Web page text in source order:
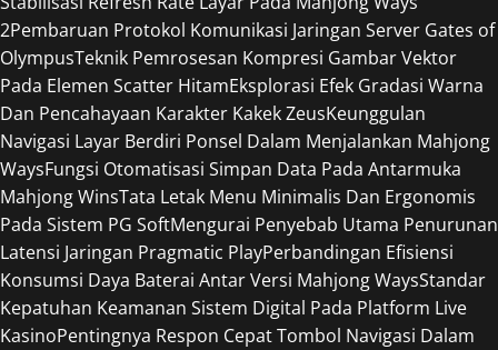
2Pembaruan Protokol Komunikasi Jaringan Server Gates of
OlympusTeknik Pemrosesan Kompresi Gambar Vektor
Pada Elemen Scatter HitamEksplorasi Efek Gradasi Warna
Dan Pencahayaan Karakter Kakek ZeusKeunggulan
Navigasi Layar Berdiri Ponsel Dalam Menjalankan Mahjong
WaysFungsi Otomatisasi Simpan Data Pada Antarmuka
Mahjong WinsTata Letak Menu Minimalis Dan Ergonomis
Pada Sistem PG SoftMengurai Penyebab Utama Penurunan
Latensi Jaringan Pragmatic PlayPerbandingan Efisiensi
Konsumsi Daya Baterai Antar Versi Mahjong WaysStandar
Kepatuhan Keamanan Sistem Digital Pada Platform Live
KasinoPentingnya Respon Cepat Tombol Navigasi Dalam